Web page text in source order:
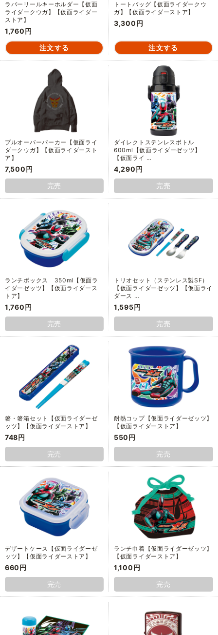
ラバーリールキーホルダー【仮面
ライダークウガ】【仮面ライダー
ストア】
1,760円
トートバッグ【仮面ライダークウ
ガ】【仮面ライダーストア】
3,300円
プルオーバーパーカー【仮面ライ
ダークウガ】【仮面ライダースト
ア】
7,500円
完売
ダイレクトステンレスボトル
600ml【仮面ライダーゼッツ】
【仮面ライ …
4,290円
完売
ランチボックス 350ml【仮面ラ
イダーゼッツ】【仮面ライダース
トア】
1,760円
完売
トリオセット（ステンレス製SF）
【仮面ライダーゼッツ】【仮面ライ
ダース …
1,595円
完売
箸・箸箱セット【仮面ライダーゼ
ッツ】【仮面ライダーストア】
748円
完売
耐熱コップ【仮面ライダーゼッツ】
【仮面ライダーストア】
550円
完売
デザートケース【仮面ライダーゼ
ッツ】【仮面ライダーストア】
660円
完売
ランチ巾着【仮面ライダーゼッツ】
【仮面ライダーストア】
1,100円
完売